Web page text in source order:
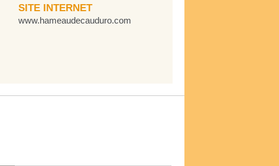
SITE INTERNET
www.hameaudecauduro.com